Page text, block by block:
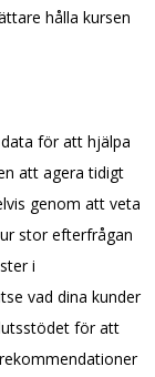
hålla kursen
för att hjälpa
att agera tidigt
genom att veta
stor efterfrågan
i
vad dina kunder
för att